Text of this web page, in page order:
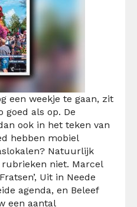
een weekje te gaan, zit
goed als op. De
ook in het teken van
hebben mobiel
Natuurlijk
niet. Marcel
Uit in Neede
agenda, en Beleef
een aantal